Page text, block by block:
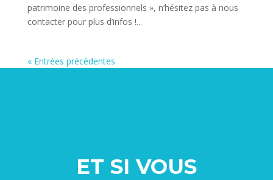
patrimoine des professionnels », n’hésitez pas à nous
contacter pour plus d’infos !...
« Entrées précédentes
ET SI VOUS